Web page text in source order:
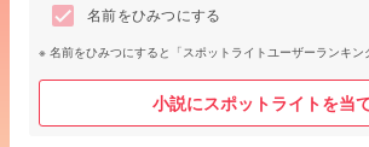
名前をひみつにする
名前をひみつにすると「スポットライトユーザーランキン
小説にスポットライトを当